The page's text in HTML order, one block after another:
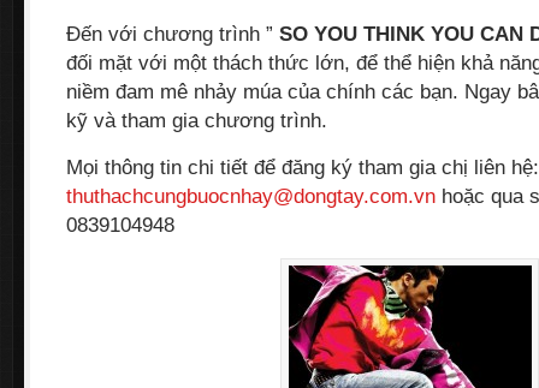
Đến với chương trình ” SO YOU THINK YOU CAN
đối mặt với một thách thức lớn, để thể hiện khả
niềm đam mê nhảy múa của chính các bạn. Ngay
kỹ và tham gia chương trình.
Mọi thông tin chi tiết để đăng ký tham gia chị liên hệ:
thuthachcungbuocnhay@dongtay.com.vn hoặc qua
0839104948